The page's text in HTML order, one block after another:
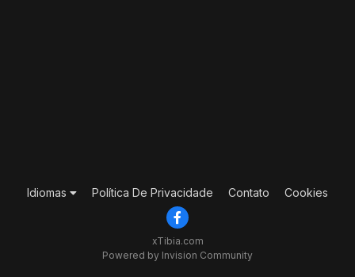
Idiomas Política De Privacidade Contato Cookies
xTibia.com
Powered by Invision Community